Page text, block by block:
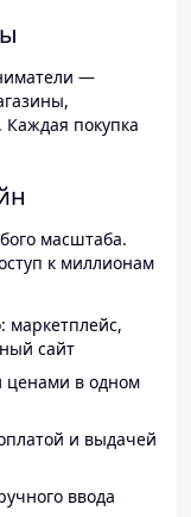
—
покупка
масштаба.
к миллионам
маркетплейс,
сайт
ценами в одном
и выдачей
ввода